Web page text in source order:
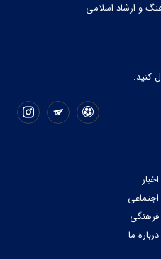
و ارشاد اسلامی
کنید.
اخبار
اجتماعی
فرهنگی
درباره ما